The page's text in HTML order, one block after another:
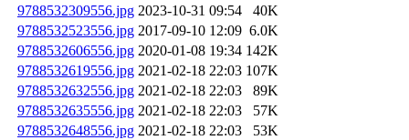
9788532309556.jpg 2023-10-31 09:54
40K
9788532523556.jpg 2017-09-10 12:09 6.0K
9788532606556.jpg 2020-01-08 19:34 142K
9788532619556.jpg 2021-02-18 22:03 107K
9788532632556.jpg 2021-02-18 22:03
89K
9788532635556.jpg 2021-02-18 22:03
57K
9788532648556.jpg 2021-02-18 22:03
53K